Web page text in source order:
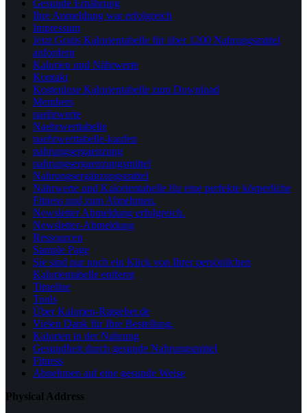
Gesunde Ernährung
Ihre Anmeldung war erfolgreich
Impressum
Jetzt Gratis Kalorientabelle für über 1200 Nahrungsmittel
anfordern
Kalorien und Nährwerte
Kontakt
Kostenlose Kalorientabelle zum Download
Members
naehrwerte
Naehrwerttabelle
naehrwerttabelle-kaufen
nahrungsergaenzung
nahrungsergaenzungsmittel
Nahrungsergänzungsmittel
Nährwerte und Kalorientabelle für eine perfekte körperliche
Fitness und zum Abnehmen.
Newsletter Abmeldung erfolgreich.
Newsletter-Abmeldung
Ressourcen
Sample Page
Sie sind nur noch ein Klick von Ihrer persönlichen
Kalorientabelle entfernt
Timeline
Tools
Über Kalorien-Ratgeber.de
Vielen Dank für Ihre Bestellung.
Kalorien in der Nahrung
Gesundheit durch gesunde Nahrungsmittel
Fitness
Abnehmen auf eine gesunde Weise
Physical Address